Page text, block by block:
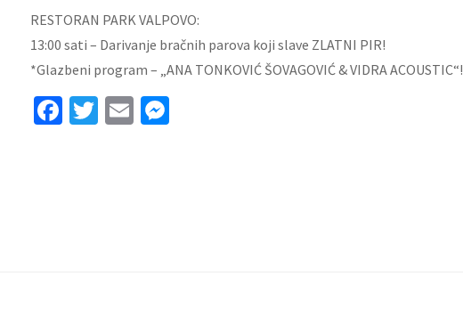
RESTORAN PARK VALPOVO:
13:00 sati – Darivanje bračnih parova koji slave ZLATNI PIR!
*Glazbeni program – „ANA TONKOVIĆ ŠOVAGOVIĆ & VIDRA ACOUSTIC“!
Facebook
Twitter
Email